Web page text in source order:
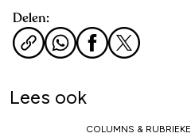
Delen:
Lees ook
COLUMNS &